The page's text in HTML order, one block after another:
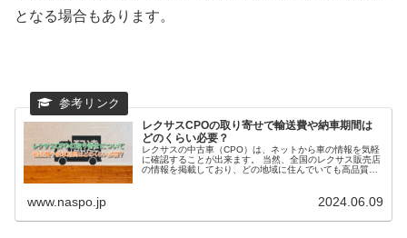
となる場合もあります。
レクサスCPOの取り寄せで輸送費や納車期間は
どのくらい必要？
レクサスの中古車（CPO）は、ネットから車の情報を気軽
に確認することが出来ます。 当然、全国のレクサス販売店
の情報を掲載しており、どの地域に住んでいても高品質な
www.naspo.jp 2024.06.09